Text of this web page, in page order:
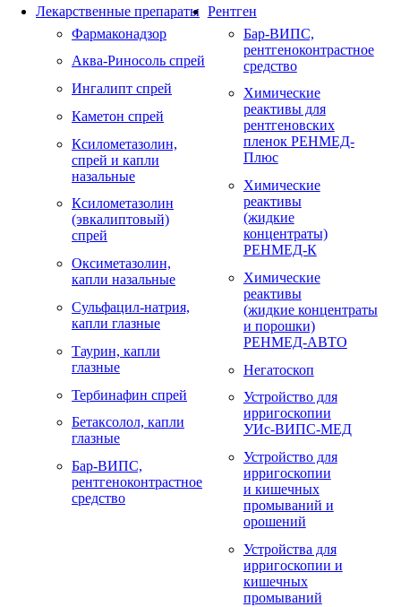
Лекарственные препараты
Фармаконадзор
Аква-Риносоль спрей
Ингалипт спрей
Каметон спрей
Ксилометазолин,
спрей и капли
назальные
Ксилометазолин
(эвкалиптовый)
спрей
Оксиметазолин,
капли назальные
Сульфацил-натрия,
капли глазные
Таурин, капли
глазные
Тербинафин спрей
Бетаксолол, капли
глазные
Бар-ВИПС,
рентгеноконтрастное
средство
Рентген
Бар-ВИПС,
рентгеноконтрастное
средство
Химические
реактивы для
рентгеновских
пленок РЕНМЕД-
Плюс
Химические
реактивы
(жидкие
концентраты)
РЕНМЕД-К
Химические
реактивы
(жидкие концентраты
и порошки)
РЕНМЕД-АВТО
Негатоскоп
Устройство для
ирригоскопии
УИс-ВИПС-МЕД
Устройство для
ирригоскопии
и кишечных
промываний и
орошений
Устройства для
ирригоскопии и
кишечных
промываний